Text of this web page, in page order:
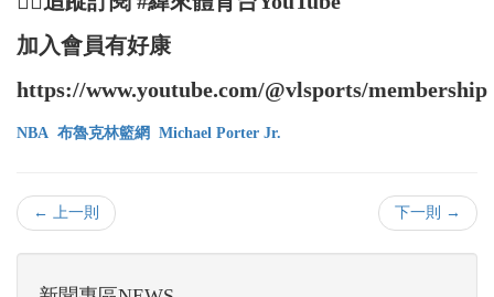
加入會員有好康
https://www.youtube.com/@vlsports/membership
NBA 布魯克林籃網 Michael Porter Jr.
← 上一則 下一則 →